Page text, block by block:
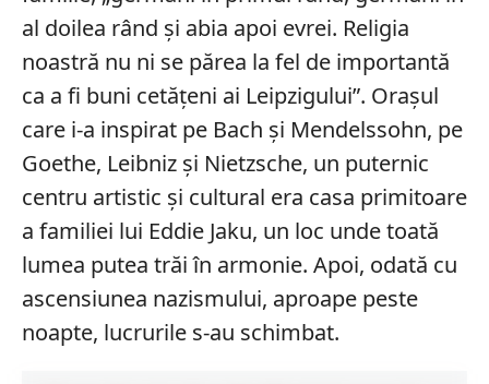
al doilea rând și abia apoi evrei. Religia
noastră nu ni se părea la fel de importantă
ca a fi buni cetățeni ai Leipzigului”. Orașul
care i-a inspirat pe Bach și Mendelssohn, pe
Goethe, Leibniz și Nietzsche, un puternic
centru artistic și cultural era casa primitoare
a familiei lui Eddie Jaku, un loc unde toată
lumea putea trăi în armonie. Apoi, odată cu
ascensiunea nazismului, aproape peste
noapte, lucrurile s-au schimbat.